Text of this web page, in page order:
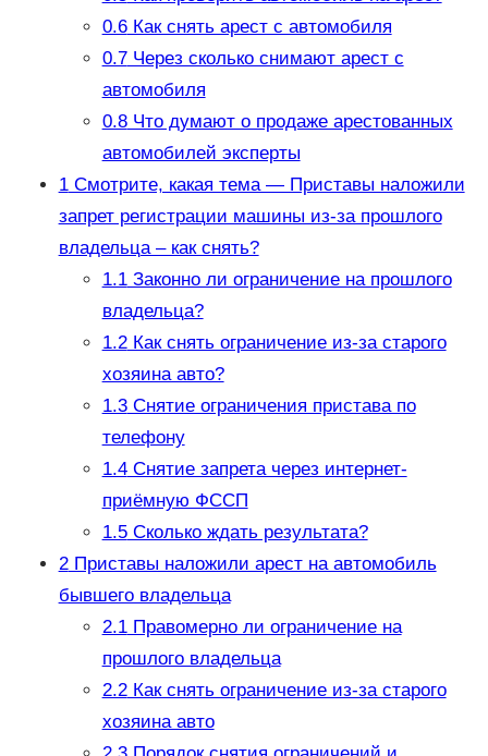
0.6Как снять арест с автомобиля
0.7Через сколько снимают арест с
автомобиля
0.8Что думают о продаже арестованных
автомобилей эксперты
1Смотрите, какая тема — Приставы наложили
запрет регистрации машины из-за прошлого
владельца – как снять?
1.1Законно ли ограничение на прошлого
владельца?
1.2Как снять ограничение из-за старого
хозяина авто?
1.3Снятие ограничения пристава по
телефону
1.4Снятие запрета через интернет-
приёмную ФССП
1.5Сколько ждать результата?
2Приставы наложили арест на автомобиль
бывшего владельца
2.1Правомерно ли ограничение на
прошлого владельца
2.2Как снять ограничение из-за старого
хозяина авто